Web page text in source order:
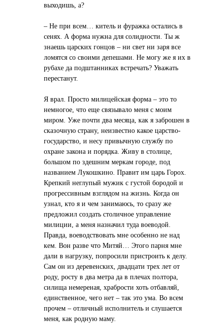
выходишь, а?
– Не при всем… китель и фуражка остались в
сенях. А форма нужна для солидности. Ты ж
знаешь царских гонцов – ни свет ни заря все
ломятся со своими депешами. Не могу же я их в
рубахе да подштанниках встречать? Уважать
перестанут.
Я врал. Просто милицейская форма – это то
немногое, что еще связывало меня с моим
миром. Уже почти два месяца, как я заброшен в
сказочную страну, неизвестно какое царство-
государство, и несу привычную службу по
охране закона и порядка. Живу в столице,
большом по здешним меркам городе, под
названием Лукошкино. Правит им царь Горох.
Крепкий неглупый мужик с густой бородой и
прогрессивным взглядом на жизнь. Когда он
узнал, кто я и чем занимаюсь, то сразу же
предложил создать столичное управление
милиции, а меня назначил туда воеводой.
Правда, воеводствовать мне особенно не над
кем. Вон разве что Митяй… Этого парня мне
дали в нагрузку, попросили пристроить к делу.
Сам он из деревенских, двадцати трех лет от
роду, росту в два метра да в плечах полтора,
силища немереная, храбрости хоть отбавляй,
единственное, чего нет – так это ума. Во всем
прочем – отличный исполнитель и слушается
меня, как родную маму.